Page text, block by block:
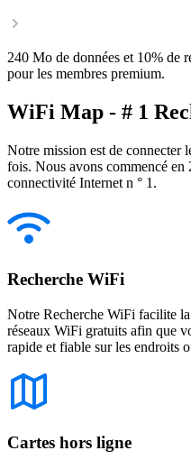
240 Mo de données et 10% de
pour les membres premium.
WiFi Map - # 1
Notre mission est de connecter
fois. Nous avons commencé
connectivité Internet n ° 1.
Recherche WiFi
Notre Recherche WiFi facilite
réseaux WiFi gratuits afin que
rapide et fiable sur les endroits
Cartes hors ligne